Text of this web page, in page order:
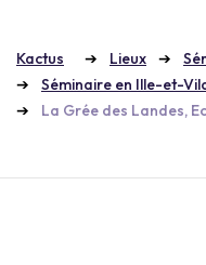
Kactus Lieux
Séminaire en Ille-et-
La Grée des Landes,